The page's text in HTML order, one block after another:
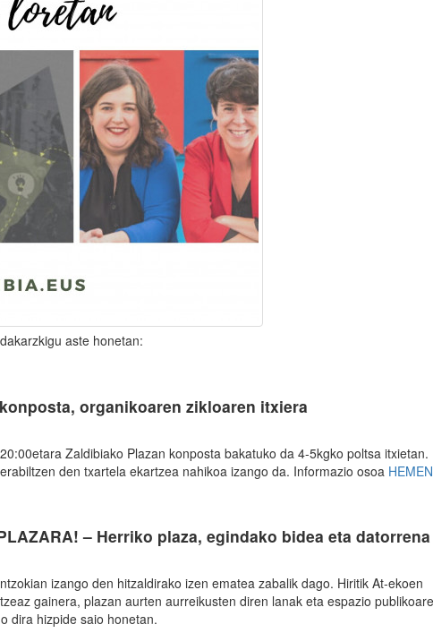
aste honetan:
organikoaren zikloaren itxiera
Zaldibiako Plazan konposta bakatuko da 4-5kgko poltsa itxietan.
den txartela ekartzea nahikoa izango da. Informazio osoa
– Herriko plaza, egindako bidea eta datorrena
izango den hitzaldirako izen ematea zabalik dago. Hiritik At-ekoen
gainera, plazan aurten aurreikusten diren lanak eta espazio
dira hizpide saio honetan.